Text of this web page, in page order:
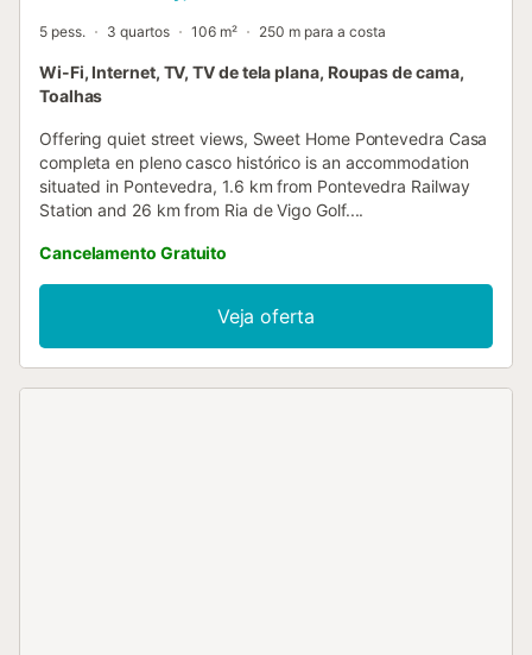
5 pess. 3 quartos 106 m² 250 m para a costa
Wi-Fi, Internet, TV, TV de tela plana, Roupas de cama,
Toalhas
Offering quiet street views, Sweet Home Pontevedra Casa
completa en pleno casco histórico is an accommodation
situated in Pontevedra, 1.6 km from Pontevedra Railway
Station and 26 km from Ria de Vigo Golf....
Cancelamento Gratuito
Veja oferta